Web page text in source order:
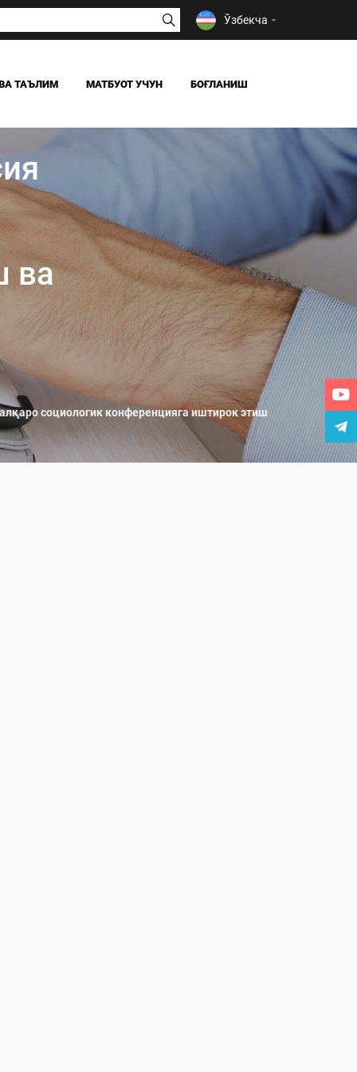
Ўзбекча
ТАЪЛИМ МАТБУОТ УЧУН
ЯНГИЛИКЛАР
БОҒЛАНИШ
ва
социологик конференцияга иштирок этиш